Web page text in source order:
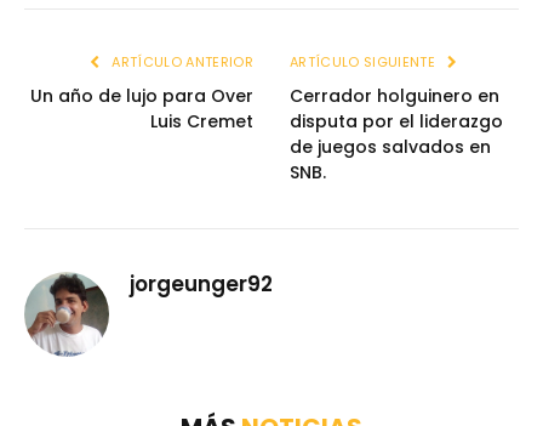
ARTÍCULO ANTERIOR
Un año de lujo para Over
Luis Cremet
ARTÍCULO SIGUIENTE
Cerrador holguinero en
disputa por el liderazgo
de juegos salvados en
SNB.
jorgeunger92